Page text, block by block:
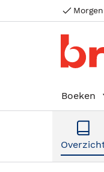
Boeken